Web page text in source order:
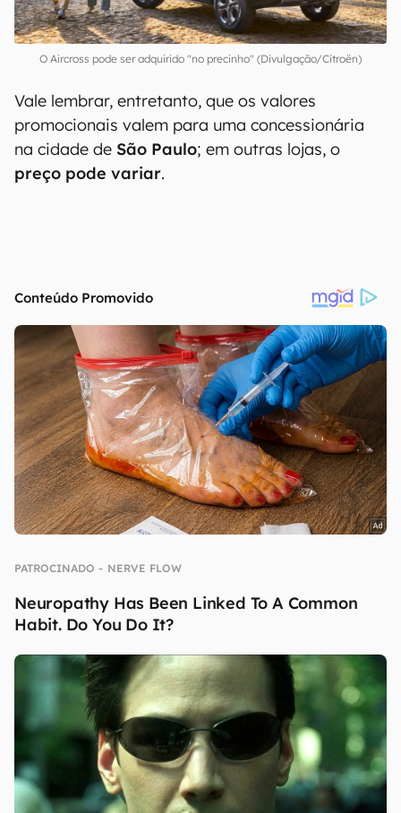
O Aircross pode ser adquirido "no precinho" (Divulgação/Citroën)
Vale lembrar, entretanto, que os valores
promocionais valem para uma concessionária
na cidade de São Paulo; em outras lojas, o
preço pode variar.